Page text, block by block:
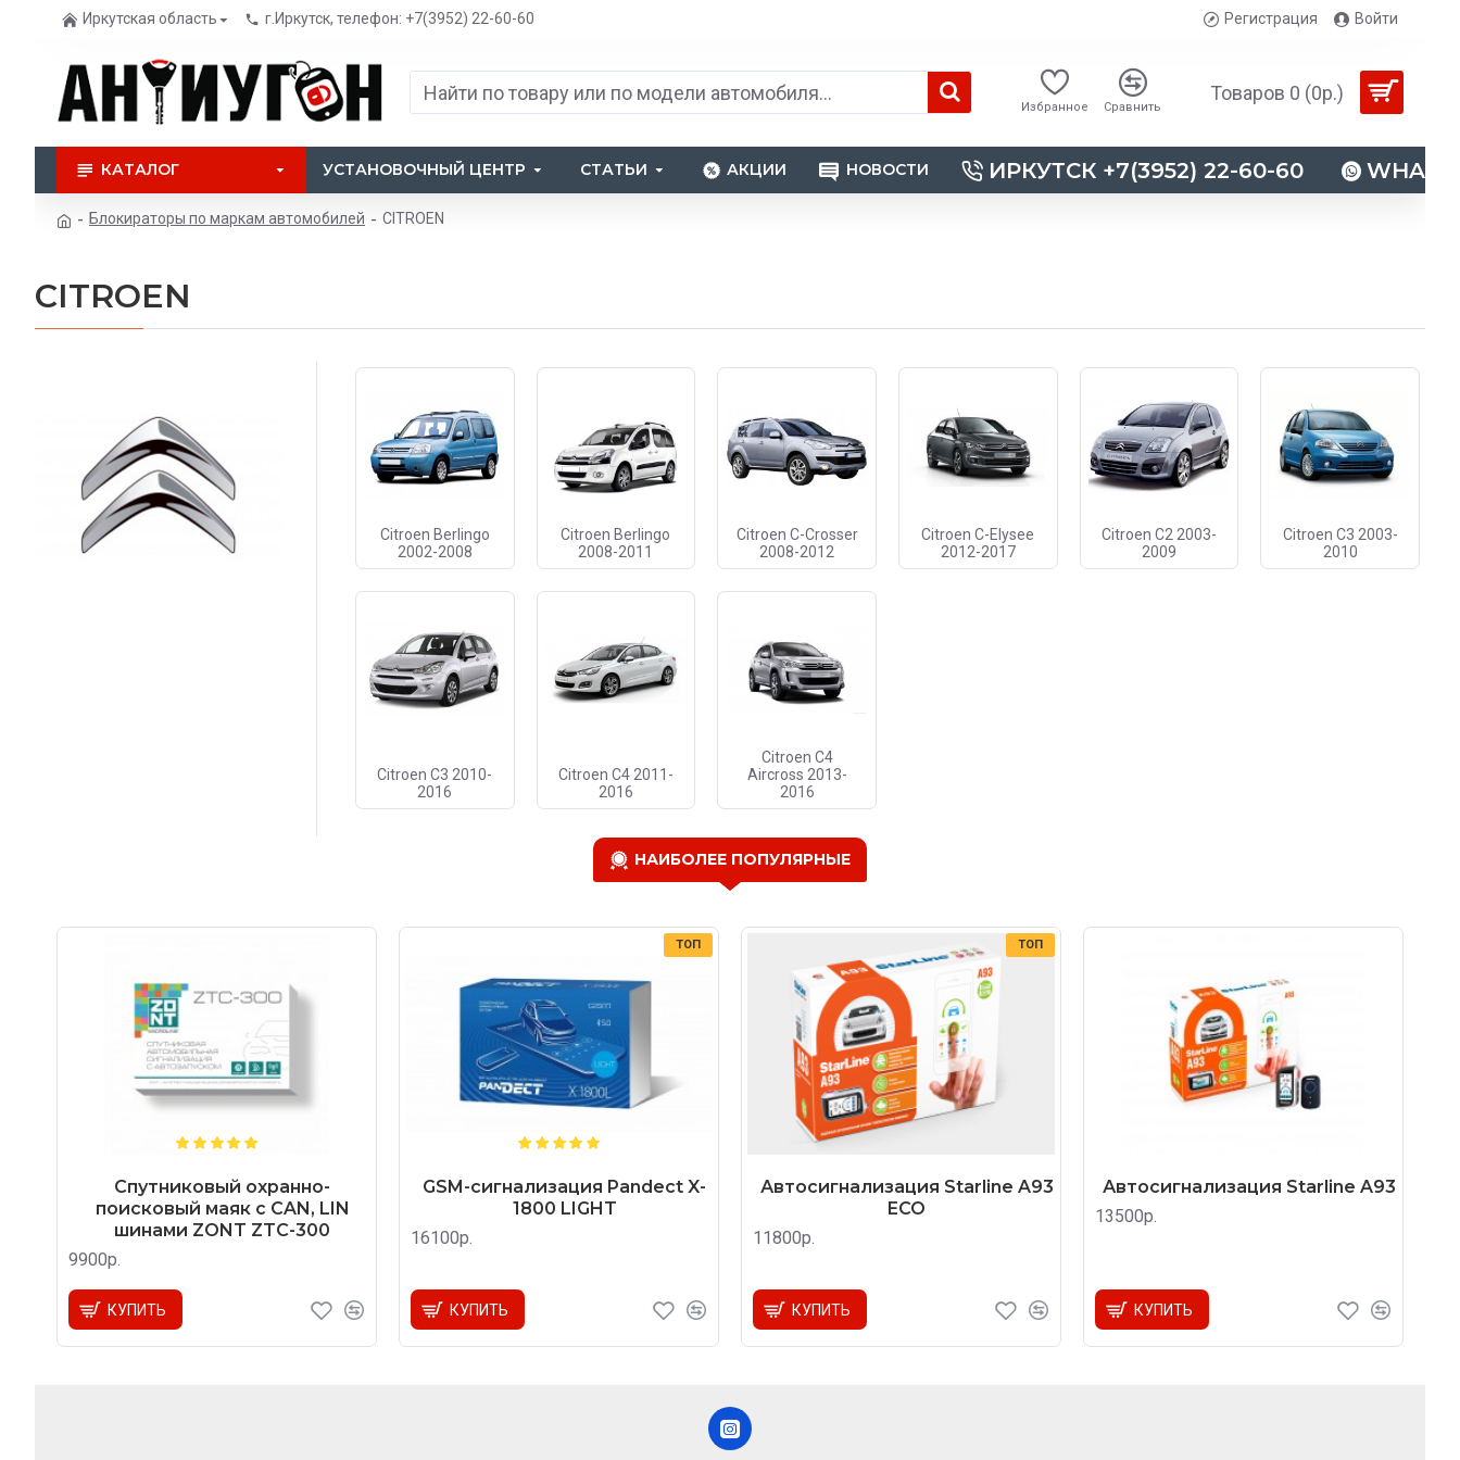
Иркутская область г.Иркутск, телефон: +7(3952) 22-60-60 Регистрация Войти
Избранное Сравнить
Товаров 0 (0р.)
КАТАЛОГ УСТАНОВОЧНЫЙ ЦЕНТР СТАТЬИ АКЦИИ НОВОСТИ ИРКУТСК +7(3952) 22-60-60
Блокираторы по маркам автомобилей CITROEN
CITROEN
Citroen Berlingo
2002-2008
Citroen Berlingo
2008-2011
Citroen C-Crosser
2008-2012
Citroen C-Elysee
2012-2017
Citroen C2 2003-
2009
Citroen C3 2003-
2010
Citroen C3 2010-
2016
Citroen C4 2011-
2016
Citroen C4
Aircross 2013-
2016
НАИБОЛЕЕ ПОПУЛЯРНЫЕ
Спутниковый охранно-
поисковый маяк с CAN, LIN
шинами ZONT ZTC-300
9900р.
КУПИТЬ
ТОП
GSM-сигнализация Pandect X-
1800 LIGHT
16100р.
КУПИТЬ
ТОП
Автосигнализация Starline A93
ECO
11800р.
КУПИТЬ
Автосигнализация Starline A93
13500р.
КУПИТЬ